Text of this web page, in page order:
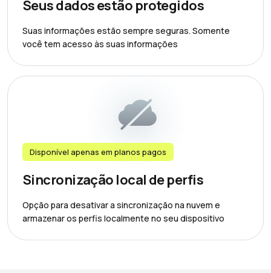
Seus dados estão protegidos
Suas informações estão sempre seguras. Somente
você tem acesso às suas informações
Disponível apenas em planos pagos
Sincronização local de perfis
Opção para desativar a sincronização na nuvem e
armazenar os perfis localmente no seu dispositivo